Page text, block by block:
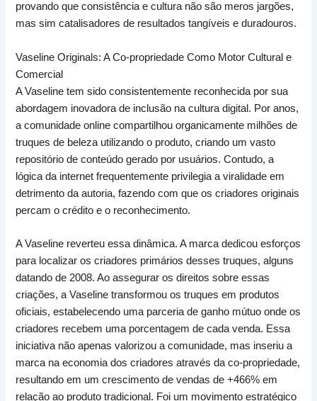
provando que consistência e cultura não são meros jargões,
mas sim catalisadores de resultados tangíveis e duradouros.
Vaseline Originals: A Co-propriedade Como Motor Cultural e
Comercial
A Vaseline tem sido consistentemente reconhecida por sua
abordagem inovadora de inclusão na cultura digital. Por anos,
a comunidade online compartilhou organicamente milhões de
truques de beleza utilizando o produto, criando um vasto
repositório de conteúdo gerado por usuários. Contudo, a
lógica da internet frequentemente privilegia a viralidade em
detrimento da autoria, fazendo com que os criadores originais
percam o crédito e o reconhecimento.
A Vaseline reverteu essa dinâmica. A marca dedicou esforços
para localizar os criadores primários desses truques, alguns
datando de 2008. Ao assegurar os direitos sobre essas
criações, a Vaseline transformou os truques em produtos
oficiais, estabelecendo uma parceria de ganho mútuo onde os
criadores recebem uma porcentagem de cada venda. Essa
iniciativa não apenas valorizou a comunidade, mas inseriu a
marca na economia dos criadores através da co-propriedade,
resultando em um crescimento de vendas de +466% em
relação ao produto tradicional. Foi um movimento estratégico